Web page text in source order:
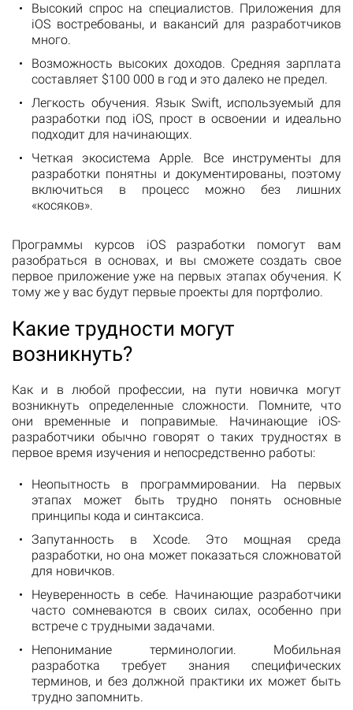
Высокий спрос на специалистов. Приложения для
iOS востребованы, и вакансий для разработчиков
много.
Возможность высоких доходов. Средняя зарплата
составляет $100 000 в год и это далеко не предел.
Легкость обучения. Язык Swift, используемый для
разработки под iOS, прост в освоении и идеально
подходит для начинающих.
Четкая экосистема Apple. Все инструменты для
разработки понятны и документированы, поэтому
включиться в процесс можно без лишних
«косяков».
Программы курсов iOS разработки помогут вам
разобраться в основах, и вы сможете создать свое
первое приложение уже на первых этапах обучения. К
тому же у вас будут первые проекты для портфолио.
Какие трудности могут
возникнуть?
Как и в любой профессии, на пути новичка могут
возникнуть определенные сложности. Помните, что
они временные и поправимые. Начинающие iOS-
разработчики обычно говорят о таких трудностях в
первое время изучения и непосредственно работы:
Неопытность в программировании. На первых
этапах может быть трудно понять основные
принципы кода и синтаксиса.
Запутанность в Xcode. Это мощная среда
разработки, но она может показаться сложноватой
для новичков.
Неуверенность в себе. Начинающие разработчики
часто сомневаются в своих силах, особенно при
встрече с трудными задачами.
Непонимание терминологии. Мобильная
разработка требует знания специфических
терминов, и без должной практики их может быть
трудно запомнить.